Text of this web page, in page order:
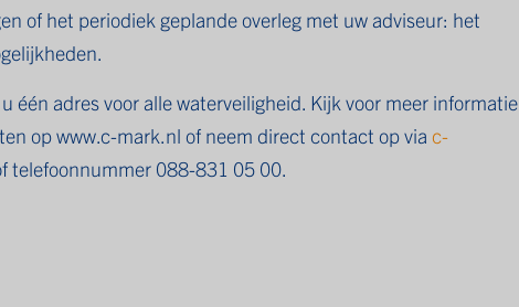
of het periodiek geplande overleg met uw adviseur: het
één adres voor alle waterveiligheid. Kijk voor meer informatie
opwww.c-mark.nl of neem direct contact op via c-
telefoonnummer 088-831 05 00.